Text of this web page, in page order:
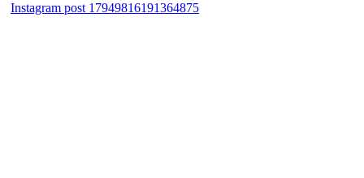
Instagram post 17949816191364875